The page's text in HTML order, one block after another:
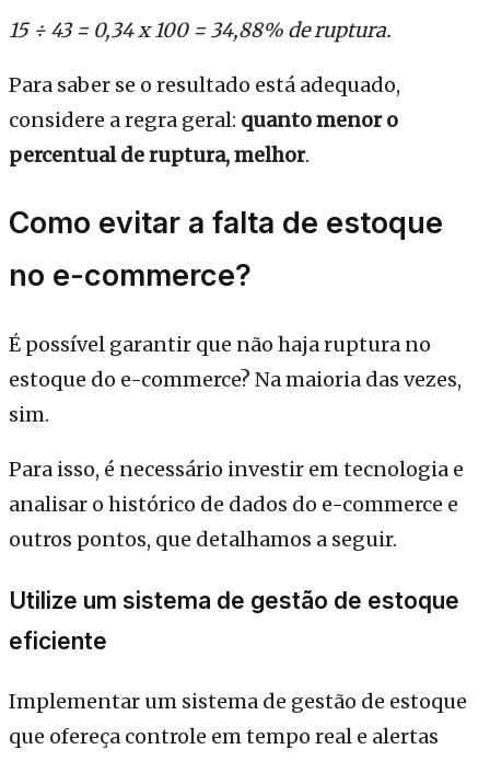
15 ÷ 43 = 0,34 x 100 = 34,88% de ruptura.
Para saber se o resultado está adequado,
considere a regra geral: quanto menor o
percentual de ruptura, melhor.
Como evitar a falta de estoque
no e-commerce?
É possível garantir que não haja ruptura no
estoque do e-commerce? Na maioria das vezes,
sim.
Para isso, é necessário investir em tecnologia e
analisar o histórico de dados do e-commerce e
outros pontos, que detalhamos a seguir.
Utilize um sistema de gestão de estoque
eficiente
Implementar um sistema de gestão de estoque
que ofereça controle em tempo real e alertas